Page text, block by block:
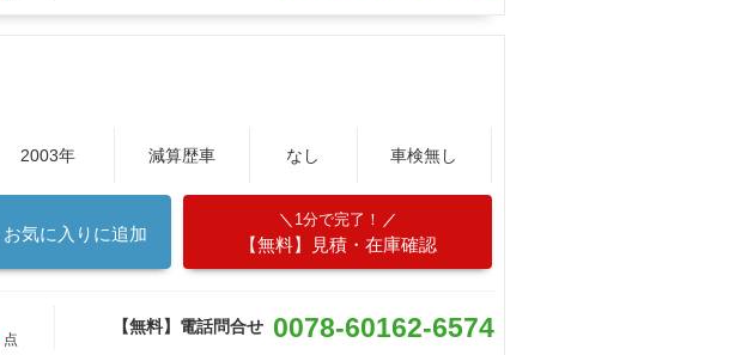
2003年 減算歴車 なし 車検無し
お気に入りに追加
1分で完了！
【無料】見積・在庫確認
点
【無料】電話問合せ 0078-60162-6574